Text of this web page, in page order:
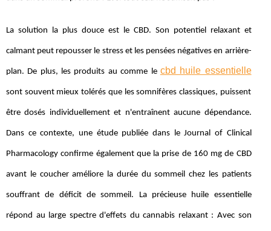
La solution la plus douce est le CBD. Son potentiel relaxant et
calmant peut repousser le stress et les pensées négatives en arrière-
plan. De plus, les produits au comme le cbd huile essentielle
sont souvent mieux tolérés que les somnifères classiques, puissent
être dosés individuellement et n'entraînent aucune dépendance.
Dans ce contexte, une étude publiée dans le Journal of Clinical
Pharmacology confirme également que la prise de 160 mg de CBD
avant le coucher améliore la durée du sommeil chez les patients
souffrant de déficit de sommeil. La précieuse huile essentielle
répond au large spectre d'effets du cannabis relaxant : Avec son